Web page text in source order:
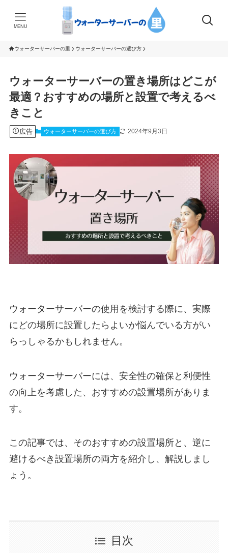
MENU
ウォーターサーバーの里 ウォーターサーバーの選び方
ウォーターサーバーの置き場所はどこが
最適？おすすめの場所と設置で考えるべ
きこと
広告 ウォーターサーバーの選び方 2024年9月3日
ウォーターサーバーの使用を検討する際に、実際
にどの場所に設置したらよいか悩んでいる方がい
らっしゃるかもしれません。
ウォーターサーバーには、 安全性の確保と利便性
の向上を考慮した、 おすすめの設置場所がありま
す。
この記事では、そのおすすめの設置場所と、逆に
避けるべき設置場所の両方を紹介し、解説しまし
ょう。
目次